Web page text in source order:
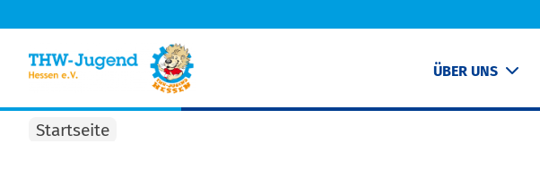
ÜBER UNS
Startseite